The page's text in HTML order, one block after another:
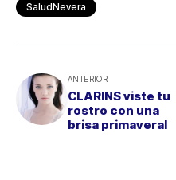
SaludNevera
ANTERIOR
CLARINS viste tu
rostro con una
brisa primaveral